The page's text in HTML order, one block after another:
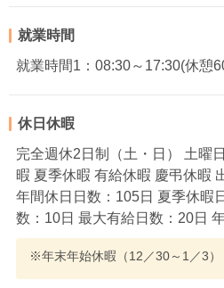
就業時間
就業時間1：08:30～17:30(休憩
休日休暇
完全週休2日制（土・日） 土曜
暇 夏季休暇 有給休暇 慶弔休暇
年間休日日数：105日 夏季休暇
数：10日 最大有給日数：20日
※年末年始休暇（12／30～1／3